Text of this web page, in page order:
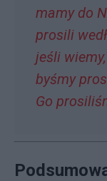
mamy do
prosili
jeśli
byśmy
Go